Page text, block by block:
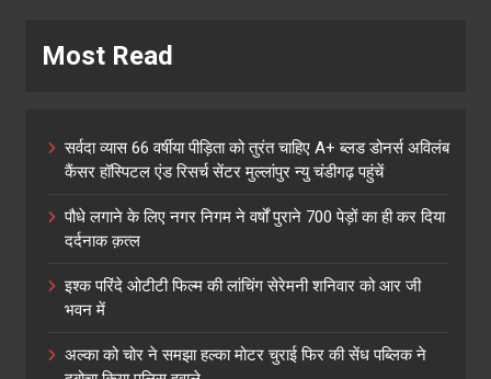
Most Read
सर्वदा व्यास 66 वर्षीया पीड़िता को तुरंत चाहिए A+ ब्लड डोनर्स अविलंब
कैंसर हॉस्पिटल एंड रिसर्च सेंटर मुल्लांपुर न्यु चंडीगढ़ पहुंचें
पौधे लगाने के लिए नगर निगम ने वर्षों पुराने 700 पेड़ों का ही कर दिया
दर्दनाक क़त्ल
इश्क परिंदे ओटीटी फिल्म की लांचिंग सेरेमनी शनिवार को आर जी
भवन में
अल्का को चोर ने समझा हल्का मोटर चुराई फिर की सेंध पब्लिक ने